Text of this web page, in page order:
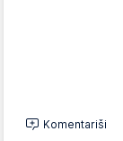
Komentariši